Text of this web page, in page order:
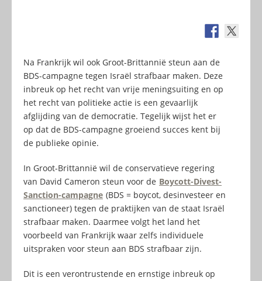
Na Frankrijk wil ook Groot-Brittannië steun aan de
BDS-campagne tegen Israël strafbaar maken. Deze
inbreuk op het recht van vrije meningsuiting en op
het recht van politieke actie is een gevaarlijk
afglijding van de democratie. Tegelijk wijst het er
op dat de BDS-campagne groeiend succes kent bij
de publieke opinie.
In Groot-Brittannië wil de conservatieve regering
van David Cameron steun voor de Boycott-Divest-
Sanction-campagne (BDS = boycot, desinvesteer en
sanctioneer) tegen de praktijken van de staat Israël
strafbaar maken. Daarmee volgt het land het
voorbeeld van Frankrijk waar zelfs individuele
uitspraken voor steun aan BDS strafbaar zijn.
Dit is een verontrustende en ernstige inbreuk op